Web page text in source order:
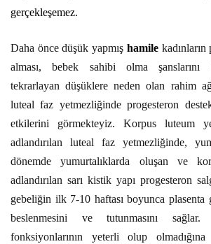
gerçekleşemez.
Daha önce düşük yapmış hamile
alması, bebek sahibi olma şanslarını
tekrarlayan düşüklere neden olan rahim
luteal faz yetmezliğinde progesteron
etkilerini görmekteyiz. Korpus luteum
adlandırılan luteal faz yetmezliğinde,
dönemde yumurtalıklarda oluşan ve
adlandırılan sarı kistik yapı progesteron
gebeliğin ilk 7-10 haftası boyunca plasenta
beslenmesini ve tutunmasını
fonksiyonlarının yeterli olup